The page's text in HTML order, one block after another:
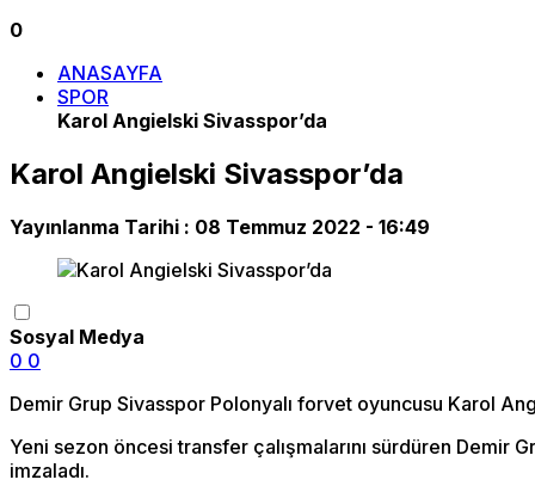
0
ANASAYFA
SPOR
Karol Angielski Sivasspor’da
Karol Angielski Sivasspor’da
Yayınlanma Tarihi : 08 Temmuz 2022 - 16:49
Sosyal Medya
0 0
Demir Grup Sivasspor Polonyalı forvet oyuncusu Karol
Yeni sezon öncesi transfer çalışmalarını sürdüren Demir
imzaladı.